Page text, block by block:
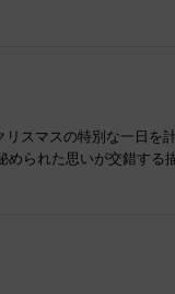
スマスの特別な一日を
られた思いが交錯する